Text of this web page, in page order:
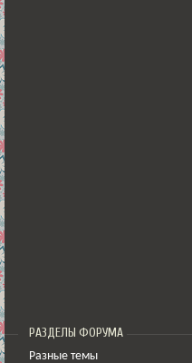
РАЗДЕЛЫ ФОРУМА
Разные темы